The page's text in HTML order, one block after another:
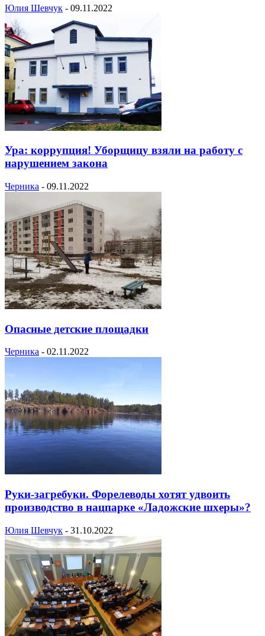
Юлия Шевчук - 09.11.2022
Ура: коррупция! Уборщицу взяли на работу с
нарушением закона
Черника - 09.11.2022
Опасные детские площадки
Черника - 02.11.2022
Руки-загребуки. Форелеводы хотят удвоить
производство в нацпарке «Ладожские шхеры»?
Юлия Шевчук - 31.10.2022